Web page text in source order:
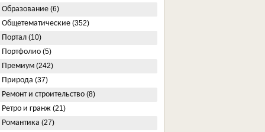
Образование (6)
Общетематические (352)
Портал (10)
Портфолио (5)
Премиум (242)
Природа (37)
Ремонт и строительство (8)
Ретро и гранж (21)
Романтика (27)